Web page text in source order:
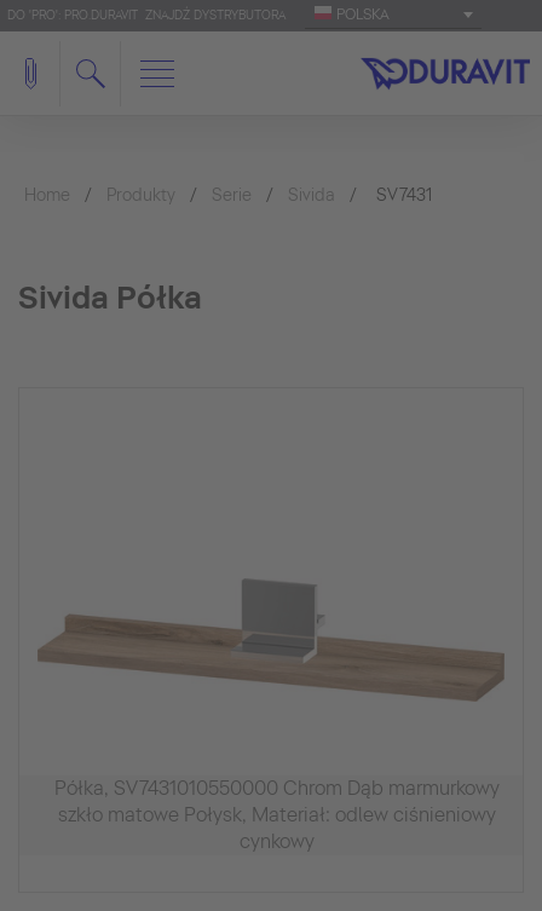
DO 'PRO': PRO.DURAVIT ZNAJDŹ DYSTRYBUTORA POLSKA
Home Produkty Serie Sivida SV7431
Sivida Półka
Półka, SV7431010550000 Chrom Dąb marmurkowy
szkło matowe Połysk, Materiał: odlew ciśnieniowy
cynkowy